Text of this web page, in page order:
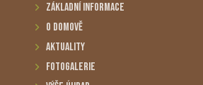
Základní informace
O domově
Aktuality
Fotogalerie